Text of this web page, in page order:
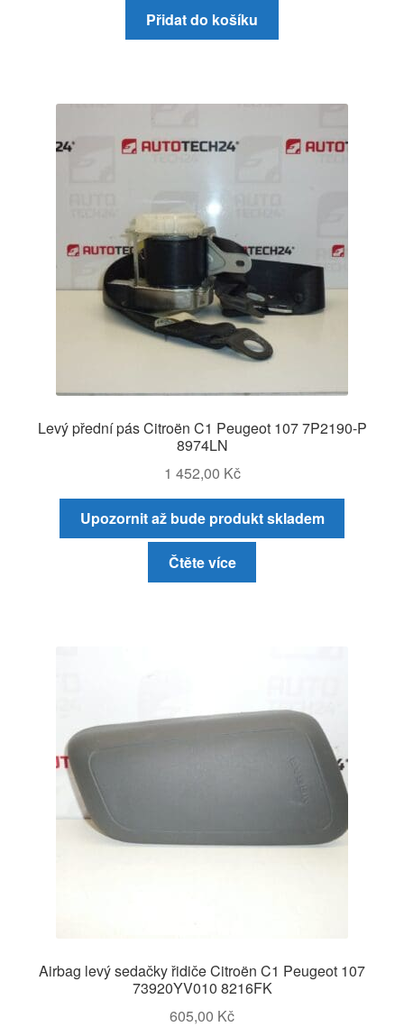
Přidat do košíku
Levý přední pás Citroën C1 Peugeot 107 7P2190-P
8974LN
1 452,00 Kč
Upozornit až bude produkt skladem
Čtěte více
Airbag levý sedačky řidiče Citroën C1 Peugeot 107
73920YV010 8216FK
605,00 Kč